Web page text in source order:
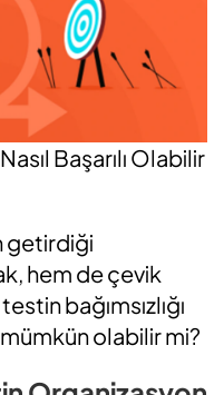
Başarılı Olabilir
getirdiği
hem de çevik
bağımsızlığı
olabilir mi?